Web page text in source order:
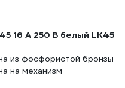
16 A 250 B белый LK45
из фосфористой бронзы
на механизм